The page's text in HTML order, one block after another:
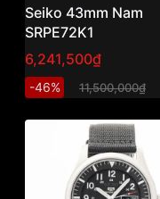
Seiko 43mm Nam
SRPE72K1
6,241,500₫
-46% 11,500,000₫